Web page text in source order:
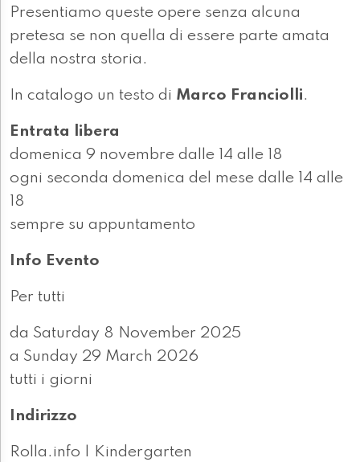
Presentiamo queste opere senza alcuna
pretesa se non quella di essere parte amata
della nostra storia.
In catalogo un testo di Marco Franciolli.
Entrata libera
domenica 9 novembre dalle 14 alle 18
ogni seconda domenica del mese dalle 14 alle
18
sempre su appuntamento
Info Evento
Per tutti
da Saturday 8 November 2025
a Sunday 29 March 2026
tutti i giorni
Indirizzo
Rolla.info | Kindergarten